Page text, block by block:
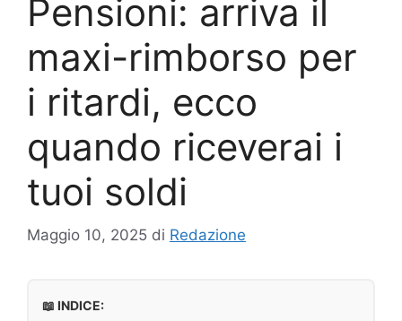
Pensioni: arriva il
maxi-rimborso per
i ritardi, ecco
quando riceverai i
tuoi soldi
Maggio 10, 2025 di Redazione
📖 INDICE: